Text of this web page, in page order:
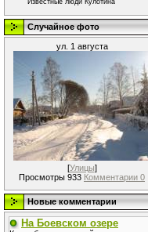
Известные люди Кулотина
Случайное фото
ул. 1 августа
[Улицы]
Просмотры 933 Комментарии 0
Новые комментарии
На Боевском озере